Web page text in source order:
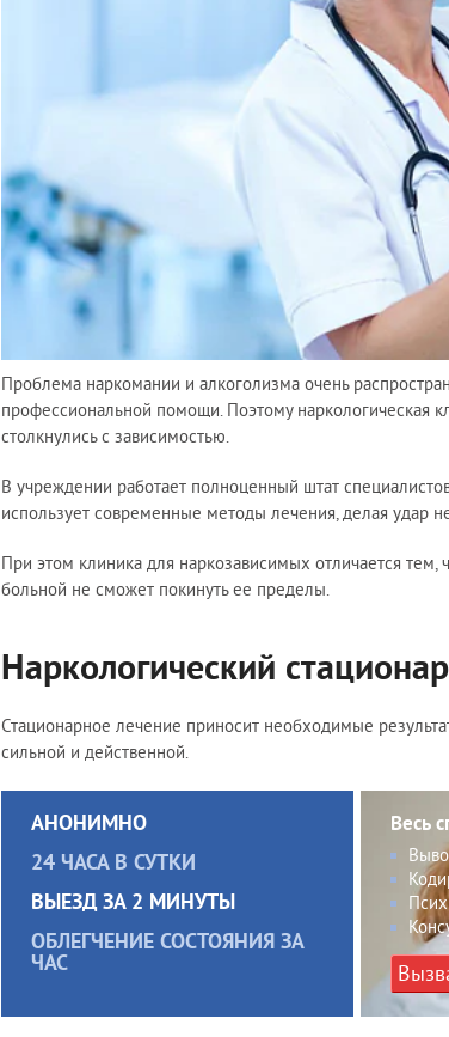
Проблема наркомании и алкоголизма очень
профессиональной помощи. Поэтому наркологическая
столкнулись с зависимостью.
В учреждении работает полноценный штат
использует современные методы лечения, делая удар
При этом клиника для наркозависимых отличается тем,
больной не сможет покинуть ее пределы.
Наркологический
Стационарное лечение приносит необходимые
сильной и действенной.
АНОНИМНО
24 ЧАСА В СУТКИ
ВЫЕЗД ЗА 2 МИНУТЫ
ОБЛЕГЧЕНИЕ СОСТОЯНИЯ ЗА
ЧАС
Весь